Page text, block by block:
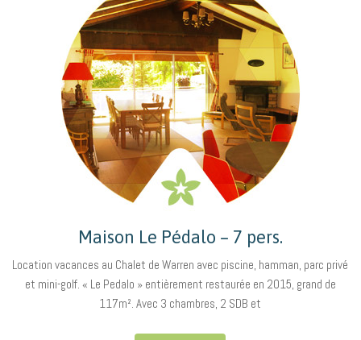
Maison Le Pédalo – 7 pers.
Location vacances au Chalet de Warren avec piscine, hamman, parc privé
et mini-golf. « Le Pedalo » entièrement restaurée en 2015, grand de
117m². Avec 3 chambres, 2 SDB et